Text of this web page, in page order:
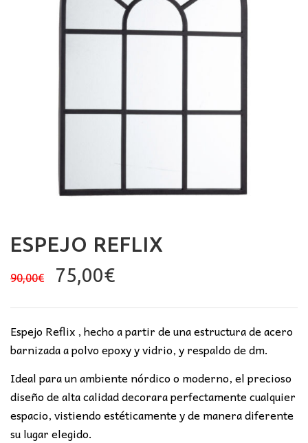
ESPEJO REFLIX
90,00€
El
original
era:
90,00€.
75,00€El
actual
es:
75,00€.
Espejo Reflix , hecho a partir de una estructura de acero
barnizada a polvo epoxy y vidrio, y respaldo de dm.
Ideal para un ambiente nórdico o moderno, el precioso
diseño de alta calidad decorara perfectamente cualquier
espacio, vistiendo estéticamente y de manera diferente
su lugar elegido.